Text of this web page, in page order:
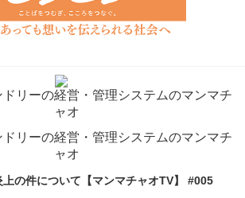
の件について【マンマチャオTV】 #005